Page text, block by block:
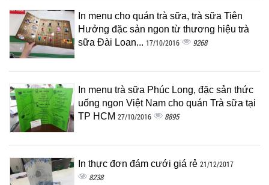
In menu cho quán trà sữa, trà sữa Tiên
Hưởng đặc sản ngon từ thương hiệu trà
sữa Đài Loan... 17/10/2016 9268
In menu trà sữa Phúc Long, đặc sản thức
uống ngon Việt Nam cho quán Trà sữa tại
TP HCM 27/10/2016 8895
In thực đơn đám cưới giá rẻ 21/12/2017
8238